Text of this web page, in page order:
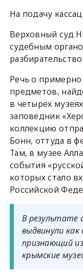
На подачу
Верховный суд
судебным
Речь о примерно
предметов,
в четырёх
заповедник
коллекцию
Бонн, оттуда в
Там, в музее
события
которых стало
Российской
В результате
выдвинули
признающий
крымские